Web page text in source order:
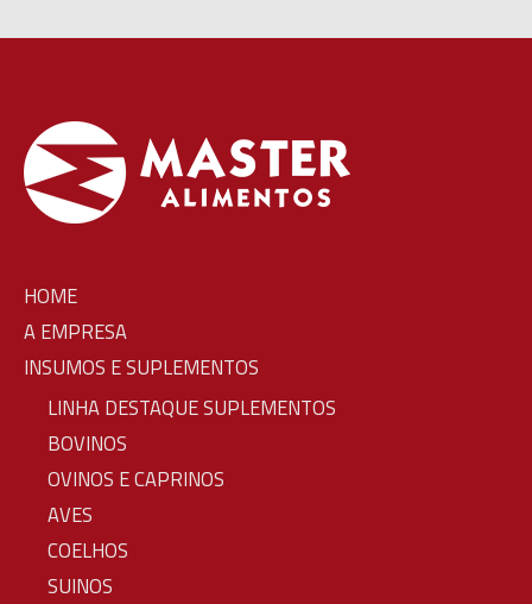
HOME
A EMPRESA
INSUMOS E SUPLEMENTOS
LINHA DESTAQUE SUPLEMENTOS
BOVINOS
OVINOS E CAPRINOS
AVES
COELHOS
SUINOS